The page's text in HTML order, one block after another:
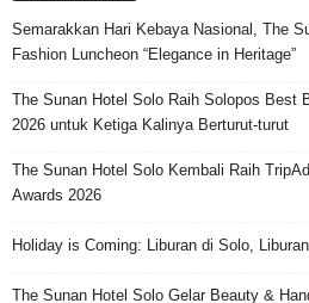
Semarakkan Hari Kebaya Nasional, The
Fashion Luncheon “Elegance in Heritage”
The Sunan Hotel Solo Raih Solopos Best
2026 untuk Ketiga Kalinya Berturut-turut
The Sunan Hotel Solo Kembali Raih
Awards 2026
Holiday is Coming: Liburan di Solo,
The Sunan Hotel Solo Gelar Beauty &